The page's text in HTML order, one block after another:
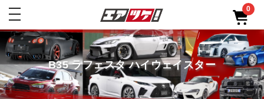
toggle
0
B35 ラフェスタ ハイウェイスター